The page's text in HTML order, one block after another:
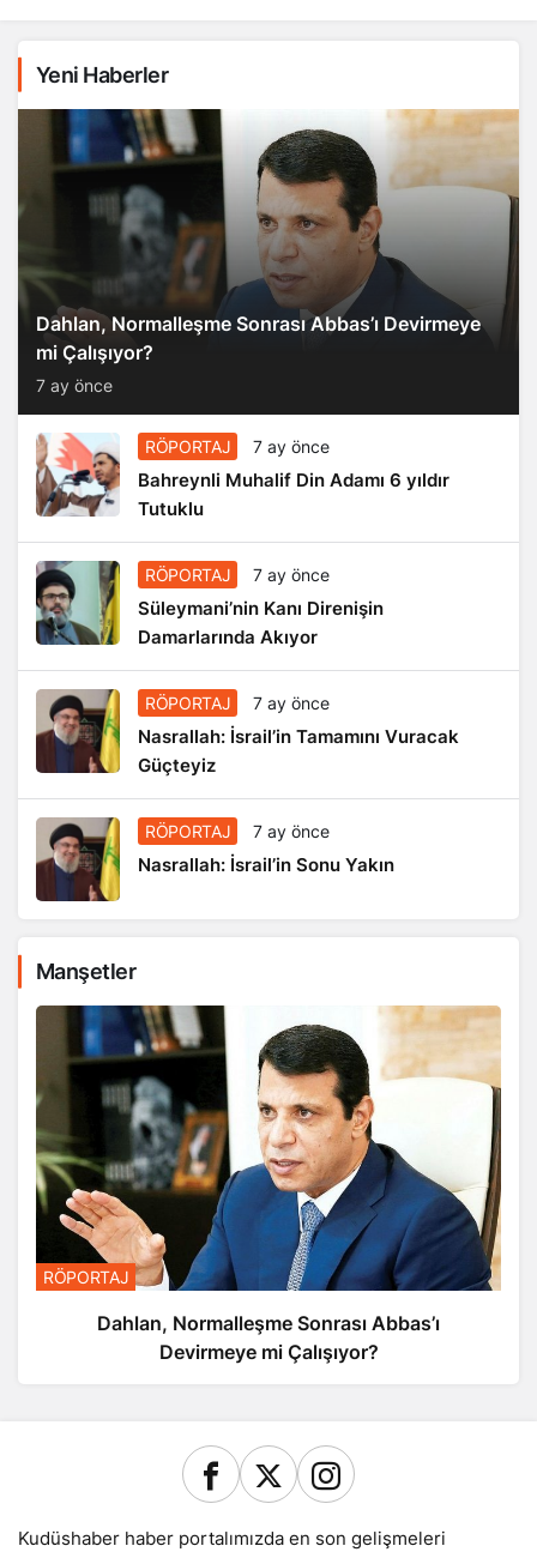
Yeni Haberler
Dahlan, Normalleşme Sonrası Abbas’ı Devirmeye
mi Çalışıyor?
7 ay önce
RÖPORTAJ 7 ay önce
Bahreynli Muhalif Din Adamı 6 yıldır
Tutuklu
RÖPORTAJ 7 ay önce
Süleymani’nin Kanı Direnişin
Damarlarında Akıyor
RÖPORTAJ 7 ay önce
Nasrallah: İsrail’in Tamamını Vuracak
Güçteyiz
RÖPORTAJ 7 ay önce
Nasrallah: İsrail’in Sonu Yakın
Manşetler
RÖPORTAJ
Dahlan, Normalleşme Sonrası Abbas’ı
Devirmeye mi Çalışıyor?
Kudüshaber haber portalımızda en son gelişmeleri